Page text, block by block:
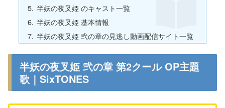
半妖の夜叉姫 のキャスト一覧
半妖の夜叉姫 基本情報
半妖の夜叉姫 弐の章の見逃し動画配信サイト一覧
半妖の夜叉姫 弐の章 第2クール OP主題
歌｜SixTONES